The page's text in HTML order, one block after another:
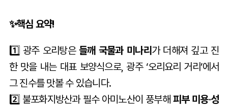
✨핵심 요약!
1️⃣ 광주 오리탕은들깨 국물과 미나리 가 더해져 깊고 진
한 맛을 내는 대표 보양식으로, 광주 ‘오리요리 거리’에서
그 진수를 맛볼 수 있습니다.
2️⃣ 불포화지방산과 필수 아미노산이 풍부해 피부 미용·성